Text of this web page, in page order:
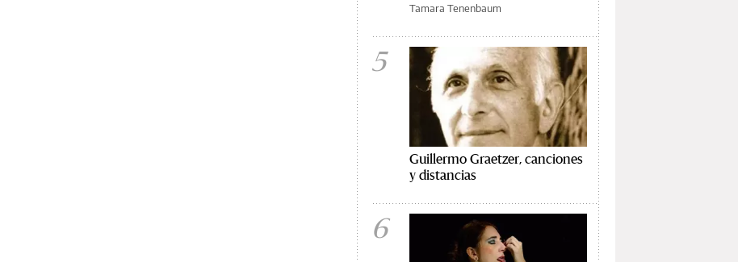
Tamara Tenenbaum
5
Guillermo Graetzer, canciones
y distancias
6